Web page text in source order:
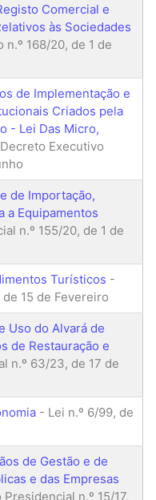
Comercial e
às Sociedades
168/20, de 1 de
de Implementação e
Criados pela
- Lei Das Micro,
Executivo
de Importação,
a Equipamentos
n.º 155/20, de 1 de
Turísticos -
15 de Fevereiro
Uso do Alvará de
de Restauração e
n.º 63/23, de 17 de
- Lei n.º 6/99, de
de Gestão e de
e das Empresas
n.º 15/17,